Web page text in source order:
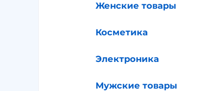
Женские товары
Косметика
Электроника
Мужские товары